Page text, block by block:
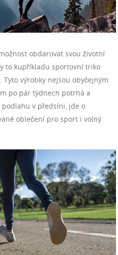
obdarovat svou životní
to kupříkladu sportovní triko
Tyto výrobky nejsou obyčejným
po pár týdnech potrhá a
v předsíni, jde o
oblečení pro sport i volný